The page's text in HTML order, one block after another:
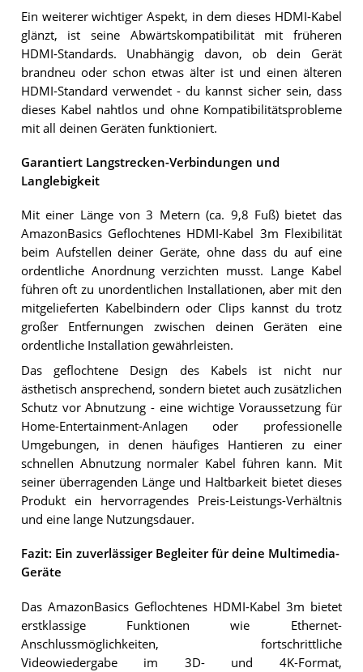
Ein weiterer wichtiger Aspekt, in dem dieses HDMI-Kabel
glänzt, ist seine Abwärtskompatibilität mit früheren
HDMI-Standards. Unabhängig davon, ob dein Gerät
brandneu oder schon etwas älter ist und einen älteren
HDMI-Standard verwendet - du kannst sicher sein, dass
dieses Kabel nahtlos und ohne Kompatibilitätsprobleme
mit all deinen Geräten funktioniert.
Garantiert Langstrecken-Verbindungen und
Langlebigkeit
Mit einer Länge von 3 Metern (ca. 9,8 Fuß) bietet das
AmazonBasics Geflochtenes HDMI-Kabel 3m Flexibilität
beim Aufstellen deiner Geräte, ohne dass du auf eine
ordentliche Anordnung verzichten musst. Lange Kabel
führen oft zu unordentlichen Installationen, aber mit den
mitgelieferten Kabelbindern oder Clips kannst du trotz
großer Entfernungen zwischen deinen Geräten eine
ordentliche Installation gewährleisten.
Das geflochtene Design des Kabels ist nicht nur
ästhetisch ansprechend, sondern bietet auch zusätzlichen
Schutz vor Abnutzung - eine wichtige Voraussetzung für
Home-Entertainment-Anlagen oder professionelle
Umgebungen, in denen häufiges Hantieren zu einer
schnellen Abnutzung normaler Kabel führen kann. Mit
seiner überragenden Länge und Haltbarkeit bietet dieses
Produkt ein hervorragendes Preis-Leistungs-Verhältnis
und eine lange Nutzungsdauer.
Fazit: Ein zuverlässiger Begleiter für deine Multimedia-
Geräte
Das AmazonBasics Geflochtenes HDMI-Kabel 3m bietet
erstklassige Funktionen wie Ethernet-
Anschlussmöglichkeiten, fortschrittliche
Videowiedergabe im 3D- und 4K-Format,